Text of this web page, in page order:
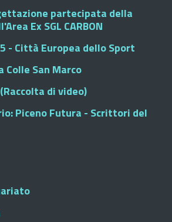
partecipata della
Ex SGL CARBON
- Città Europea dello Sport
Colle San Marco
di video)
Piceno Futura - Scrittori del